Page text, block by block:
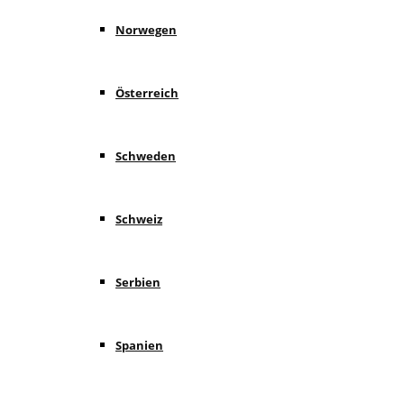
Norwegen
Österreich
Schweden
Schweiz
Serbien
Spanien